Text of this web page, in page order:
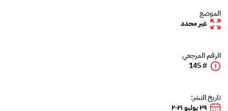
الموضع
غير محدد
الرقم المرجعي
# 145
تاريخ النشر:
٢٩ يوليو ٢٠٢١